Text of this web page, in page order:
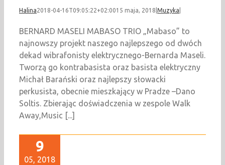
Halina2018-04-16T09:05:22+02:0015 maja, 2018 Muzyka
BERNARD MASELI MABASO TRIO „Mabaso” to
najnowszy projekt naszego najlepszego od dwóch
dekad wibrafonisty elektrycznego-Bernarda Maseli.
Tworzą go kontrabasista oraz basista elektryczny
Michał Barański oraz najlepszy słowacki
perkusista, obecnie mieszkający w Pradze –Dano
Soltis. Zbierając doświadczenia w zespole Walk
Away,Music [...]
9
05, 2018